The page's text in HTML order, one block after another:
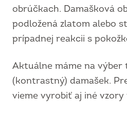
obrúčkach. Damašková
podložená zlatom alebo
prípadnej reakcii s
Aktuálne máme na výber
(kontrastný) damašek.
vieme vyrobiť aj iné vzory